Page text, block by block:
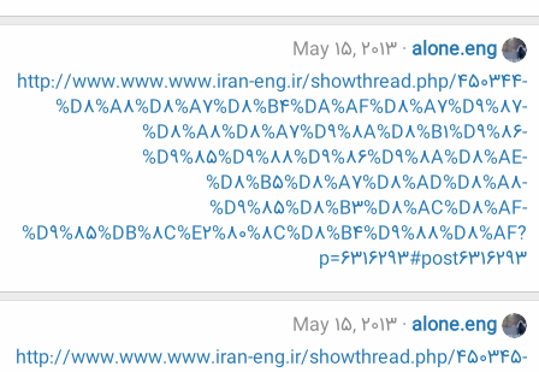
alone.eng
May 15, 2013
http://www.www.www.iran-eng.ir/showthread.php/450344-
%D8%A8%D8%A7%D8%B4%DA%AF%D8%A7%D9%87-
%D8%A8%D8%A7%D9%8A%D8%B1%D9%86-
%D9%85%D9%88%D9%86%D9%8A%D8%AE-
%D8%B5%D8%A7%D8%AD%D8%A8-
%D9%85%D8%B3%D8%AC%D8%AF-
%D9%85%DB%8C%E2%80%8C%D8%B4%D9%88%D8%AF?
p=6316293#post6316293
alone.eng
May 15, 2013
http://www.www.www.iran-eng.ir/showthread.php/450345-